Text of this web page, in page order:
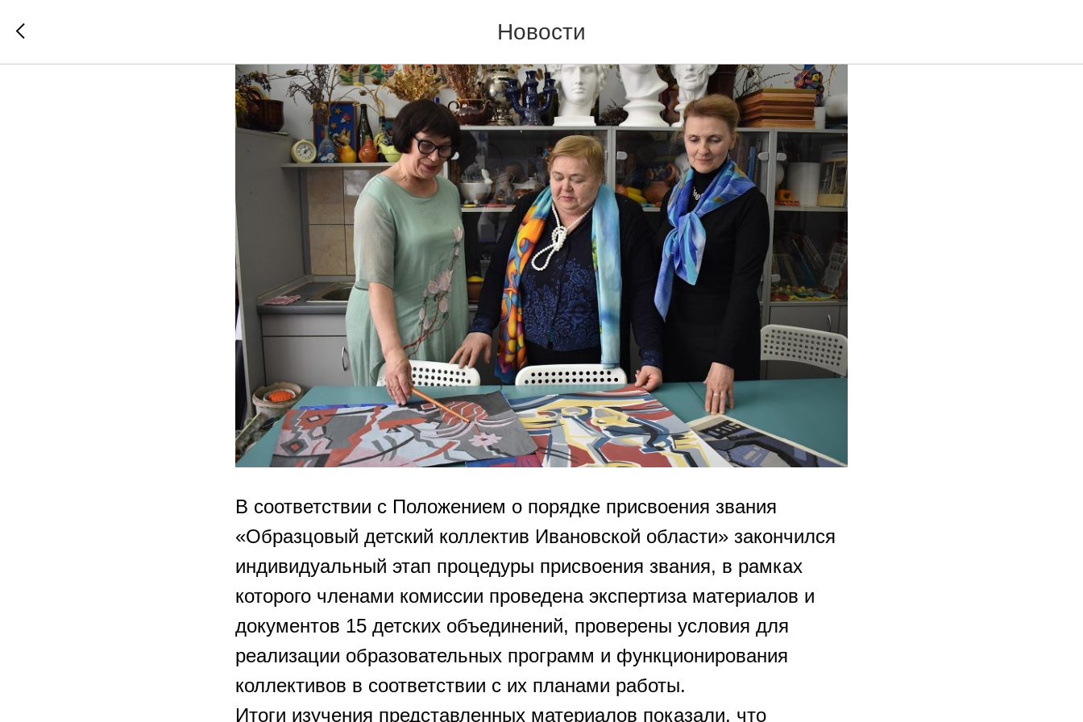
Новости
Звание образцового коллектива
В соответствии с Положением о порядке присвоения звания
«Образцовый детский коллектив Ивановской области» закончился
индивидуальный этап процедуры присвоения звания, в рамках
которого членами комиссии проведена экспертиза материалов и
документов 15 детских объединений, проверены условия для
реализации образовательных программ и функционирования
коллективов в соответствии с их планами работы.
Итоги изучения представленных материалов показали, что